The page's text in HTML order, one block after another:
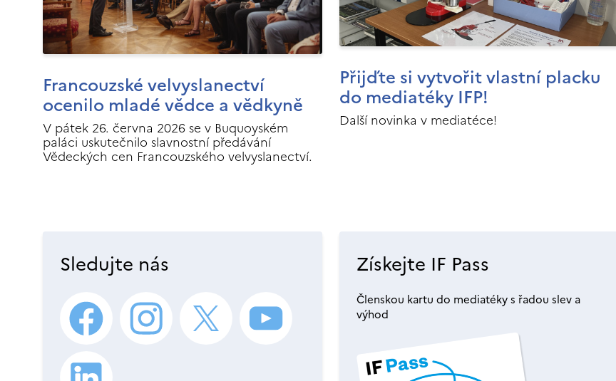
Francouzské velvyslanectví
ocenilo mladé vědce a vědkyně
V pátek 26. června 2026 se v Buquoyském
paláci uskutečnilo slavnostní předávání
Vědeckých cen Francouzského velvyslanectví.
Přijďte si vytvořit vlastní placku
do mediatéky IFP!
Další novinka v mediatéce!
Sledujte nás Získejte IF Pass
Členskou kartu do mediatéky s řadou slev a
výhod